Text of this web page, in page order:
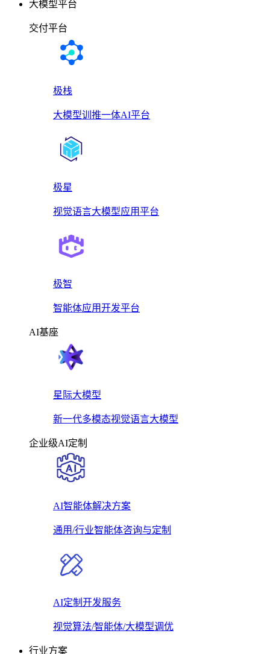
大模型平台
交付平台
极栈
大模型训推一体AI平台
极星
视觉语言大模型应用平台
极智
智能体应用开发平台
AI基座
星际大模型
新一代多模态视觉语言大模型
企业级AI定制
AI智能体解决方案
通用/行业智能体咨询与定制
AI定制开发服务
视觉算法/智能体/大模型调优
行业方案